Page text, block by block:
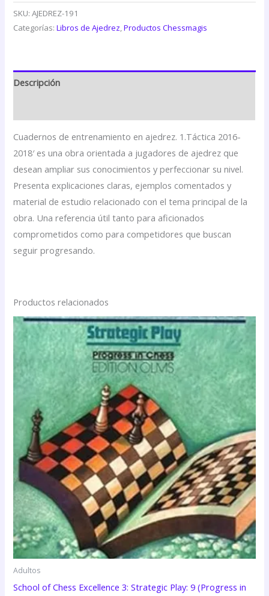
SKU:AJEDREZ-191
Categorías:Libros de Ajedrez,Productos Chessmagis
Descripción
Cuadernos de entrenamiento en ajedrez. 1.Táctica 2016-
2018′ es una obra orientada a jugadores de ajedrez que
desean ampliar sus conocimientos y perfeccionar su nivel.
Presenta explicaciones claras, ejemplos comentados y
material de estudio relacionado con el tema principal de la
obra. Una referencia útil tanto para aficionados
comprometidos como para competidores que buscan
seguir progresando.
Productos relacionados
Adultos
School of Chess Excellence 3: Strategic Play: 9 (Progress in